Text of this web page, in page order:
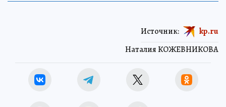
Наталия КОЖЕВНИКОВА
Источник: kp.ru